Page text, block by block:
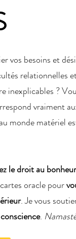
vos besoins et
relationnelles
inexplicables ?
vraiment
monde matériel
le droit au
oracle pour
. Je vous
.